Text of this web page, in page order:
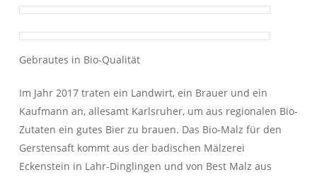
Gebrautes in Bio-Qualität
Im Jahr 2017 traten ein Landwirt, ein Brauer und ein
Kaufmann an, allesamt Karlsruher, um aus regionalen Bio-
Zutaten ein gutes Bier zu brauen. Das Bio-Malz für den
Gerstensaft kommt aus der badischen Mälzerei
Eckenstein in Lahr-Dinglingen und von Best Malz aus